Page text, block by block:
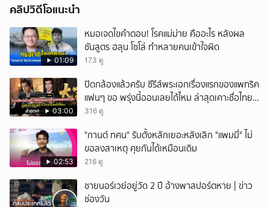
คลิปวิดีโอแนะนำ
01:09
หมอเจดไขคำตอบ! โรคแม่ม่าย คืออะไร หลังผล
ชันสูตร ฮลุน โซโล่ ทำหลายคนเข้าใจผิด
173 ดู
03:00
ปิดกล้องแล้วครับ ซีรีส์พระเอกเรื่องแรกของแพทริค
แฟนๆ ขอ พรุ่งนี้ออนเลยได้ไหม ล่าสุดเคาะชื่อไทย
แล้ว
316 ดู
02:53
"กานต์ ทศน" รับตั้งหลักเยอะหลังเลิก "แพมมี่" ไม่
ขอลงสาเหตุ คุยกันได้เหมือนเดิม
216 ดู
ชายนอร์เวย์อยู่วัด 2 ปี อ้างพาสปอร์ตหาย | ข่าว
ช่องวัน